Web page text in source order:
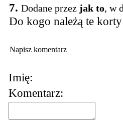
7. Dodane przez jak to, w
Do kogo należą te
Napisz komentarz
Imię:
Komentarz: